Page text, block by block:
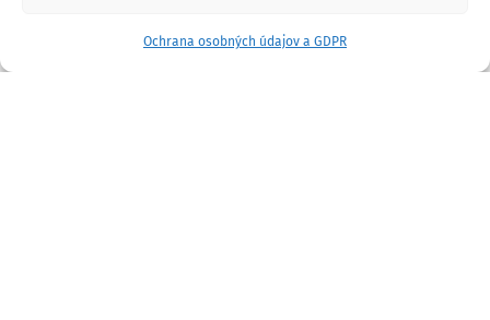
Ochrana osobných údajov a GDPR